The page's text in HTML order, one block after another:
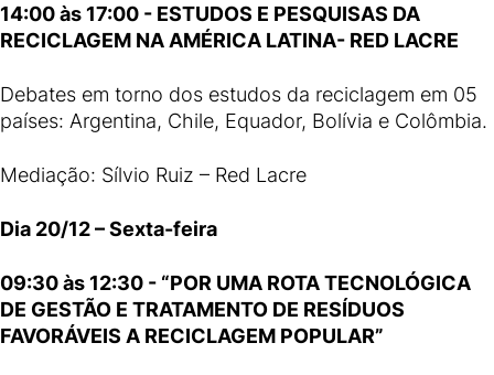
14:00 às 17:00 - ESTUDOS E PESQUISAS DA
RECICLAGEM NA AMÉRICA LATINA- RED LACRE
Debates em torno dos estudos da reciclagem em 05
países: Argentina, Chile, Equador, Bolívia e Colômbia.
Mediação: Sílvio Ruiz – Red Lacre
Dia 20/12 – Sexta-feira
09:30 às 12:30 - “POR UMA ROTA TECNOLÓGICA
DE GESTÃO E TRATAMENTO DE RESÍDUOS
FAVORÁVEIS A RECICLAGEM POPULAR”